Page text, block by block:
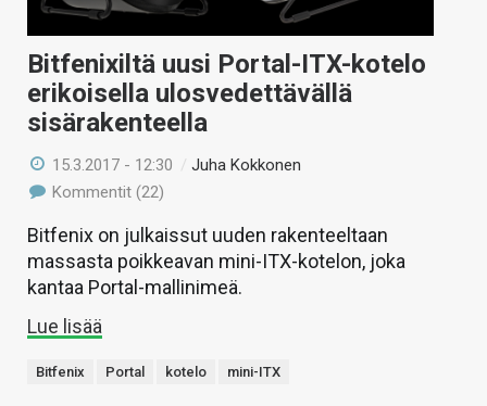
Bitfenixiltä uusi Portal-ITX-kotelo
erikoisella ulosvedettävällä
sisärakenteella
15.3.2017 - 12:30 /Juha Kokkonen
Kommentit (22)
Bitfenix on julkaissut uuden rakenteeltaan
massasta poikkeavan mini-ITX-kotelon, joka
kantaa Portal-mallinimeä.
Lue lisää
Bitfenix Portal kotelo mini-ITX